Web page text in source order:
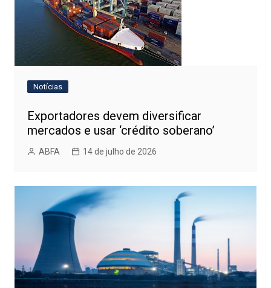
Notícias
Exportadores devem diversificar
mercados e usar ‘crédito soberano’
ABFA 14 de julho de 2026